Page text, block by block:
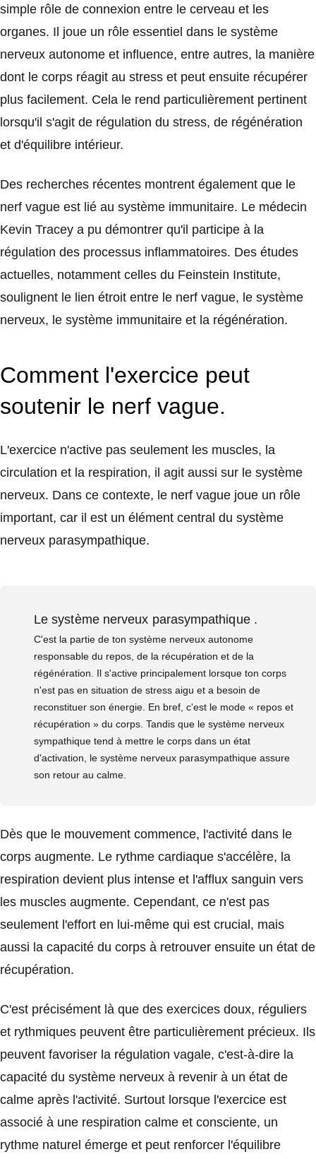
simple rôle de connexion entre le cerveau et les
organes. Il joue un rôle essentiel dans le système
nerveux autonome et influence, entre autres, la manière
dont le corps réagit au stress et peut ensuite récupérer
plus facilement. Cela le rend particulièrement pertinent
lorsqu'il s'agit de régulation du stress, de régénération
et d'équilibre intérieur.
Des recherches récentes montrent également que le
nerf vague est lié au système immunitaire. Le médecin
Kevin Tracey a pu démontrer qu'il participe à la
régulation des processus inflammatoires. Des études
actuelles, notamment celles du Feinstein Institute,
soulignent le lien étroit entre le nerf vague, le système
nerveux, le système immunitaire et la régénération.
Comment l'exercice peut
soutenir le nerf vague.
L'exercice n'active pas seulement les muscles, la
circulation et la respiration, il agit aussi sur le système
nerveux. Dans ce contexte, le nerf vague joue un rôle
important, car il est un élément central du système
nerveux parasympathique.
Le système nerveux parasympathique .
C'est la partie de ton système nerveux autonome
responsable du repos, de la récupération et de la
régénération. Il s'active principalement lorsque ton corps
n'est pas en situation de stress aigu et a besoin de
reconstituer son énergie. En bref, c'est le mode « repos et
récupération » du corps. Tandis que le système nerveux
sympathique tend à mettre le corps dans un état
d'activation, le système nerveux parasympathique assure
son retour au calme.
Dès que le mouvement commence, l'activité dans le
corps augmente. Le rythme cardiaque s'accélère, la
respiration devient plus intense et l'afflux sanguin vers
les muscles augmente. Cependant, ce n'est pas
seulement l'effort en lui-même qui est crucial, mais
aussi la capacité du corps à retrouver ensuite un état de
récupération.
C'est précisément là que des exercices doux, réguliers
et rythmiques peuvent être particulièrement précieux. Ils
peuvent favoriser la régulation vagale, c'est-à-dire la
capacité du système nerveux à revenir à un état de
calme après l'activité. Surtout lorsque l'exercice est
associé à une respiration calme et consciente, un
rythme naturel émerge et peut renforcer l'équilibre